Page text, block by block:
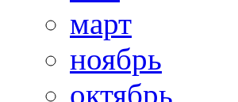
март
ноябрь
октябрь